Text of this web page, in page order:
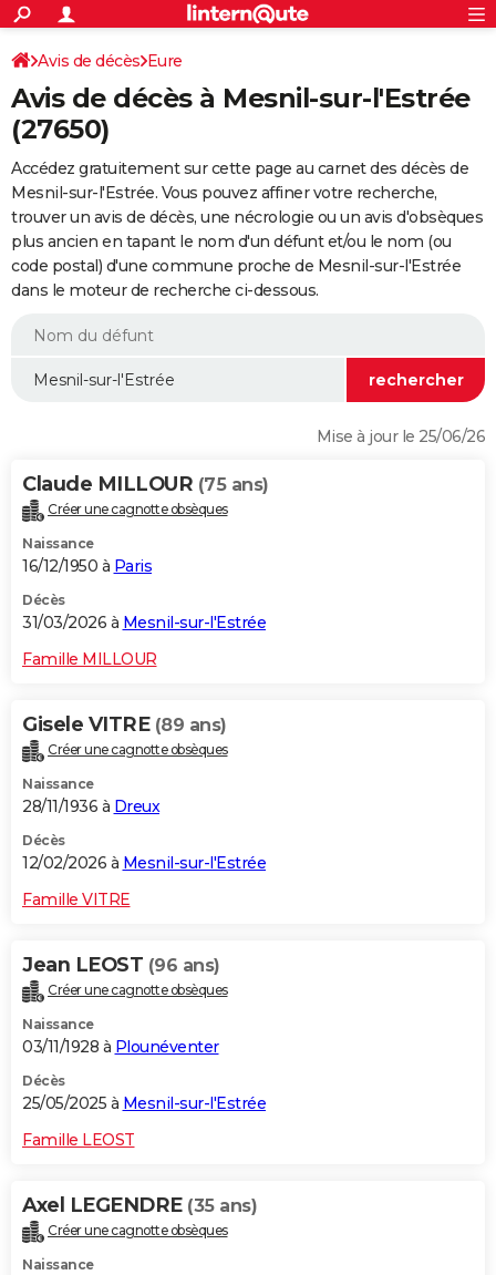
ACTUALITÉS
Politique
Société
Faits Divers
Education
Monde
Villes
+
SPORT
Coupe du monde 2026
Football
Tennis
Cyclisme
Rugby
Forum
FINANCE
Retraite
Impôts
Epargne
Immobilier
Risques naturels par ville
Banque
Assurance
Crédit
Essais
Réserver un essai
Citadines
Berlines
SUV
Forum auto
+
HIGH-TECH
Mobiles
Meilleur smartphone
Internet
Ordinateurs
Jeux vidéo
Guide high-tech
+
BRICOLAGE
Forum
Aménagement intérieur
Extérieur
Cuisine
Salle de bains
Jardinage
Rangement
WEEK-END
Guides de France
Escapades
Patrimoine
Expositions
Musées
Week-end nature
LIFESTYLE
Alimentation
Guide de la santé
Maladies
Médicaments
Sommeil
VOYAGE
Destinations
City break
Voyage nature
Voyage de noces
Forum
Climat
+PHOTO
GUIDES D'ACHAT
BONS PLANS
CARTE DE VOEUX
Dictionnaire
Biographies
Citations
Expressions
Proverbes
PROGRAMME TV
COPAINS D'AVANT
S'inscrire
Se connecter
Lycées
Collèges
Primaires
Universités
Entreprises
Service militaire
Avis de recherche
AVIS DE DÉCÈS
Avis de décès Eure
Avis de décès à Mesnil-sur-l'Estrée
(27650)
Accédez gratuitement sur cette page au carnet des décès de
Mesnil-sur-l'Estrée. Vous pouvez affiner votre recherche,
trouver un avis de décès, une nécrologie ou un avis d'obsèques
plus ancien en tapant le nom d'un défunt et/ou le nom (ou
code postal) d'une commune proche de Mesnil-sur-l'Estrée
dans le moteur de recherche ci-dessous.
Mise à jour le 25/06/26
Claude MILLOUR (75 ans)
Créer une cagnotte obsèques
Naissance
16/12/1950 à Paris
Décès
31/03/2026 à Mesnil-sur-l'Estrée
Famille MILLOUR
Gisele VITRE (89 ans)
Créer une cagnotte obsèques
Naissance
28/11/1936 à Dreux
Décès
12/02/2026 à Mesnil-sur-l'Estrée
Famille VITRE
Jean LEOST (96 ans)
Créer une cagnotte obsèques
Naissance
03/11/1928 à Plounéventer
Décès
25/05/2025 à Mesnil-sur-l'Estrée
Famille LEOST
Axel LEGENDRE (35 ans)
Créer une cagnotte obsèques
Naissance